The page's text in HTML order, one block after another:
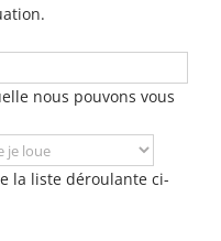
nous pouvons vous
la liste déroulante ci-